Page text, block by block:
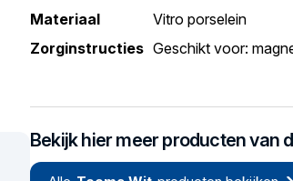
Materiaal
Vitro porselein
Zorginstructies Geschikt voor:
Bekijk hier meer producten van